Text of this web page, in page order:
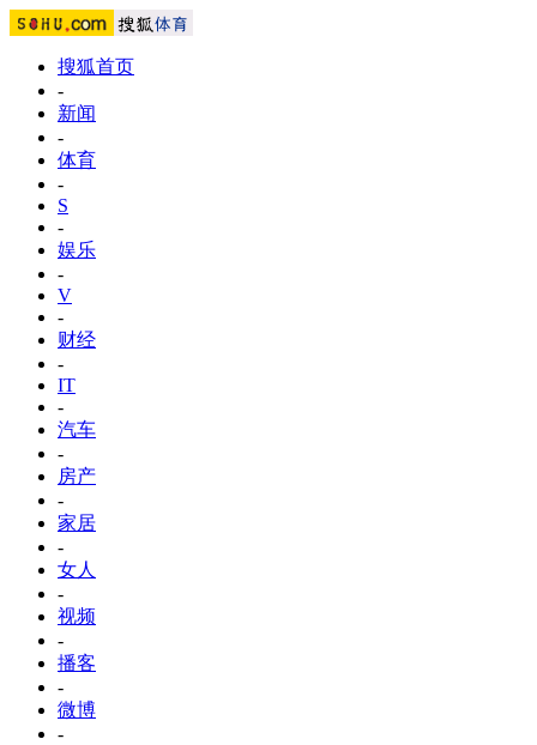
搜狐首页
-
新闻
-
体育
-
S
-
娱乐
-
V
-
财经
-
IT
-
汽车
-
房产
-
家居
-
女人
-
视频
-
播客
-
微博
-